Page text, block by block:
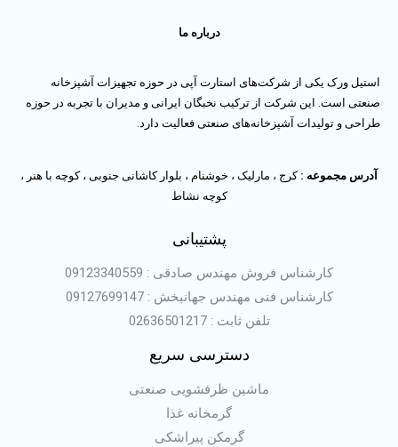
درباره ما
استیل ورک یکی از شرکت‌های استارت آپی در حوزه تجهیزات آشپزخانه
صنعتی است. این شرکت از ترکیب نخبگان ایرانی و مدیران با تجربه در حوزه
طراحی و تولیدات آشپزخانه‌های صنعتی فعالیت دارد.
آدرس مجموعه : کرج ، مارلیک ، خوشنام ، بلوار کاشانی جنوبی ، کوچه با هنر ،
کوچه نشاط
پشتیبانی
کارشناس فروش مهندس صادقی : 09123340559
کارشناس فنی مهندس جهانبخش : 09127699147
تلفن ثابت : 02636501217
دسترسی سریع
ماشین ظرفشویی صنعتی
گرمخانه غذا
گرمکن پیراشکی